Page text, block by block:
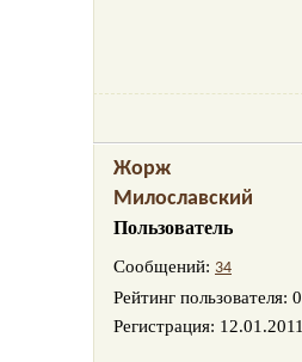
Жорж
Милославский
Пользователь
Сообщений: 34
Рейтинг пользователя: 0
Регистрация: 12.01.2011